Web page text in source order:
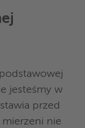
jesteśmy w
przed
mierzeni nie